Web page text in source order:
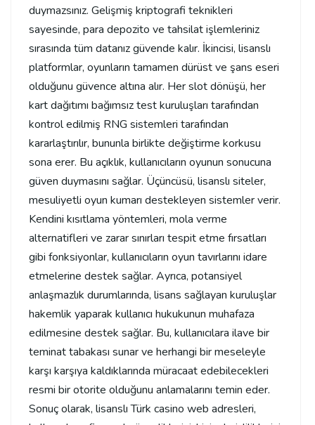
duymazsınız. Gelişmiş kriptografi teknikleri
sayesinde, para depozito ve tahsilat işlemleriniz
sırasında tüm datanız güvende kalır. İkincisi, lisanslı
platformlar, oyunların tamamen dürüst ve şans eseri
olduğunu güvence altına alır. Her slot dönüşü, her
kart dağıtımı bağımsız test kuruluşları tarafından
kontrol edilmiş RNG sistemleri tarafından
kararlaştırılır, bununla birlikte değiştirme korkusu
sona erer. Bu açıklık, kullanıcıların oyunun sonucuna
güven duymasını sağlar. Üçüncüsü, lisanslı siteler,
mesuliyetli oyun kumarı destekleyen sistemler verir.
Kendini kısıtlama yöntemleri, mola verme
alternatifleri ve zarar sınırları tespit etme fırsatları
gibi fonksiyonlar, kullanıcıların oyun tavırlarını idare
etmelerine destek sağlar. Ayrıca, potansiyel
anlaşmazlık durumlarında, lisans sağlayan kuruluşlar
hakemlik yaparak kullanıcı hukukunun muhafaza
edilmesine destek sağlar. Bu, kullanıcılara ilave bir
teminat tabakası sunar ve herhangi bir meseleyle
karşı karşıya kaldıklarında müracaat edebilecekleri
resmi bir otorite olduğunu anlamalarını temin eder.
Sonuç olarak, lisanslı Türk casino web adresleri,